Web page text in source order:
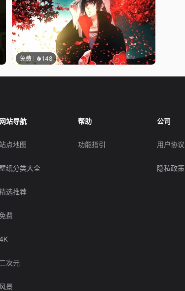
免费 148
网站导航
点地图
纸分类大全
选推荐
免费
二次元
风景
帮助
功能指引
公司
用户协议
隐私政策